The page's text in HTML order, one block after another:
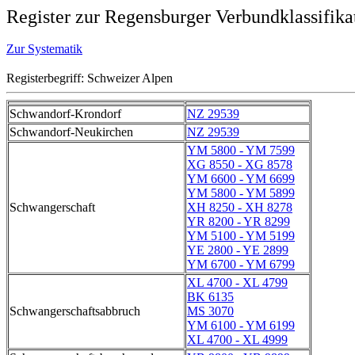
Register zur Regensburger
Zur Systematik
Registerbegriff: Schweizer Alpen
Schwandorf-Krondorf
NZ 29539
Schwandorf-Neukirchen
NZ 29539
Schwangerschaft
YM 5800 - YM 7599
XG 8550 - XG 8578
YM 6600 - YM 6699
YM 5800 - YM 5899
XH 8250 - XH 8278
YR 8200 - YR 8299
YM 5100 - YM 5199
YE 2800 - YE 2899
YM 6700 - YM 6799
Schwangerschaftsabbruch
XL 4700 - XL 4799
BK 6135
MS 3070
YM 6100 - YM 6199
XL 4700 - XL 4999